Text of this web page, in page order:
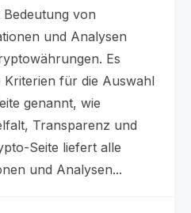
von
und Analysen
Es
Kriterien für die Auswahl
genannt, wie
Transparenz und
Seite liefert alle
und Analysen...